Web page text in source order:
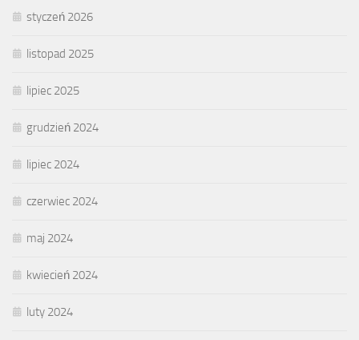
styczeń 2026
listopad 2025
lipiec 2025
grudzień 2024
lipiec 2024
czerwiec 2024
maj 2024
kwiecień 2024
luty 2024